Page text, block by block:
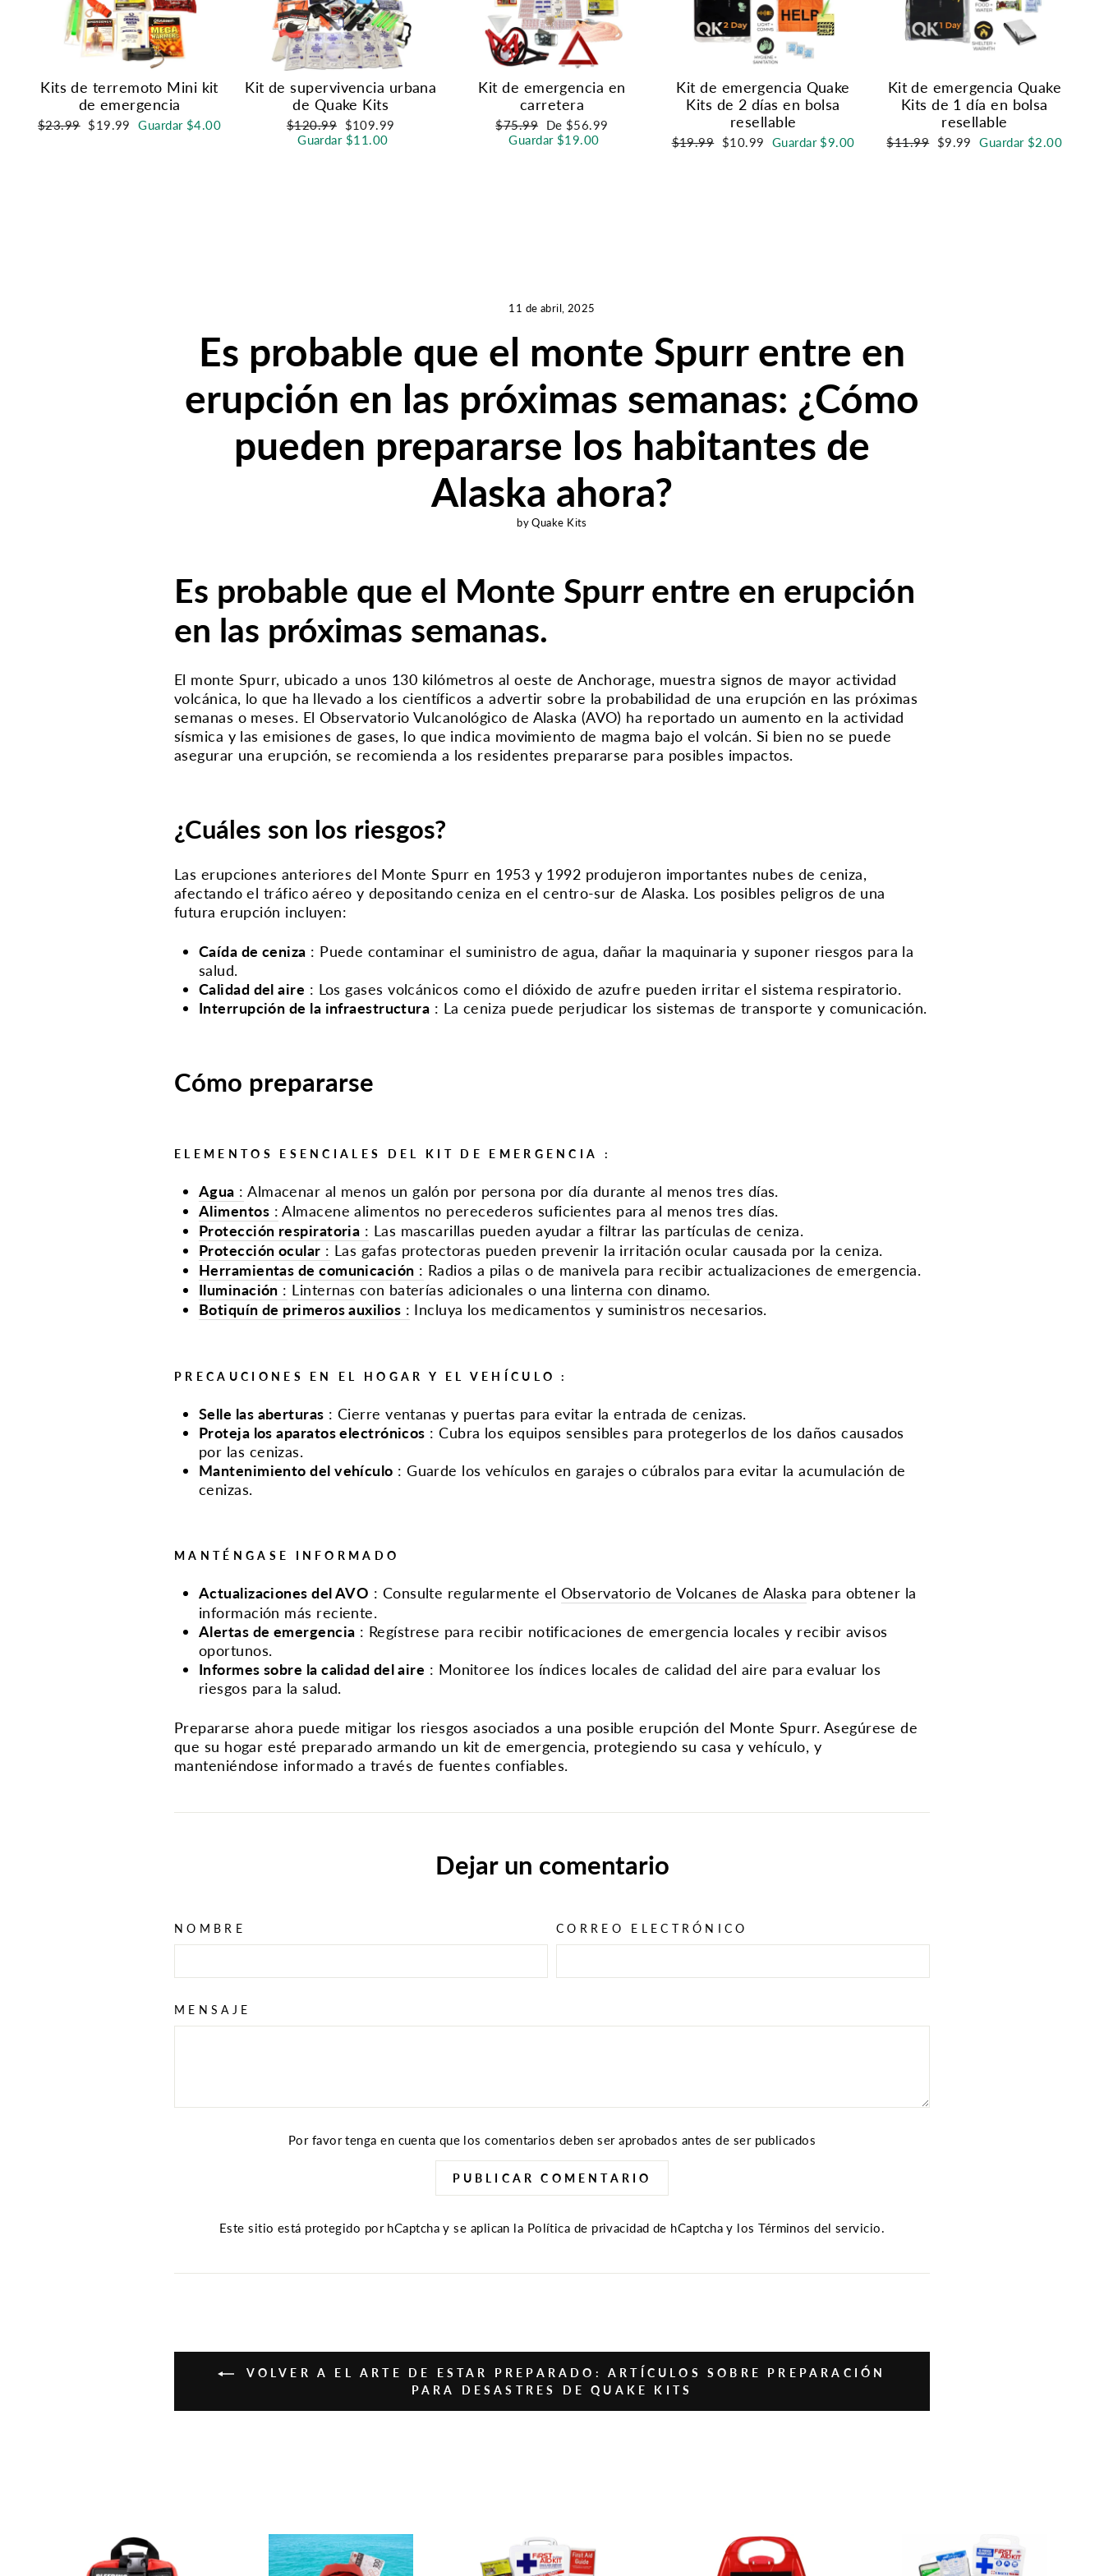
Kits de terremoto Mini kit
de emergencia
Precio
$23.99 Precio
$19.99 Guardar $4.00
Kit de supervivencia urbana
de Quake Kits
Precio
habitual
$120.99
Precio
de
$109.99
Guardar $11.00
Kit de emergencia en
carretera
Precio
habitual
$75.99
Precio
de
De $56.99
Guardar $19.00
Kit de emergencia Quake
Kits de 2 días en bolsa
resellable
Precio
$19.99 Precio
$10.99 Guardar $9.00
Kit de emergencia Quake
Kits de 1 día en bolsa
resellable
Precio
$11.99
Precio
$9.99 Guardar $2.00
11 de abril, 2025
Es probable que el monte Spurr entre en
erupción en las próximas semanas: ¿Cómo
pueden prepararse los habitantes de
Alaska ahora?
by Quake Kits
Es probable que el Monte Spurr entre en erupción
en las próximas semanas.
El monte Spurr, ubicado a unos 130 kilómetros al oeste de Anchorage, muestra signos de mayor actividad
volcánica, lo que ha llevado a los científicos a advertir sobre la probabilidad de una erupción en las próximas
semanas o meses. El Observatorio Vulcanológico de Alaska (AVO) ha reportado un aumento en la actividad
sísmica y las emisiones de gases, lo que indica movimiento de magma bajo el volcán. Si bien no se puede
asegurar una erupción, se recomienda a los residentes prepararse para posibles impactos.
¿Cuáles son los riesgos?
Las erupciones anteriores del Monte Spurr en 1953 y 1992 produjeron importantes nubes de ceniza,
afectando el tráfico aéreo y depositando ceniza en el centro-sur de Alaska. Los posibles peligros de una
futura erupción incluyen:
Caída de ceniza : Puede contaminar el suministro de agua, dañar la maquinaria y suponer riesgos para la
salud.
Calidad del aire : Los gases volcánicos como el dióxido de azufre pueden irritar el sistema respiratorio.
Interrupción de la infraestructura : La ceniza puede perjudicar los sistemas de transporte y comunicación.
Cómo prepararse
ELEMENTOS ESENCIALES DEL KIT DE EMERGENCIA :
Agua : Almacenar al menos un galón por persona por día durante al menos tres días.
Alimentos : Almacene alimentos no perecederos suficientes para al menos tres días.
Protección respiratoria : Las mascarillas pueden ayudar a filtrar las partículas de ceniza.
Protección ocular : Las gafas protectoras pueden prevenir la irritación ocular causada por la ceniza.
Herramientas de comunicación : Radios a pilas o de manivela para recibir actualizaciones de emergencia.
Iluminación : Linternas con baterías adicionales o una linterna con dinamo.
Botiquín de primeros auxilios : Incluya los medicamentos y suministros necesarios.
PRECAUCIONES EN EL HOGAR Y EL VEHÍCULO :
Selle las aberturas : Cierre ventanas y puertas para evitar la entrada de cenizas.
Proteja los aparatos electrónicos :Cubra los equipos sensibles para protegerlos de los daños causados
por las cenizas.
Mantenimiento del vehículo :Guarde los vehículos en garajes o cúbralos para evitar la acumulación de
cenizas.
MANTÉNGASE INFORMADO
Actualizaciones del AVO : Consulte regularmente el Observatorio de Volcanes de Alaska para obtener la
información más reciente.
Alertas de emergencia : Regístrese para recibir notificaciones de emergencia locales y recibir avisos
oportunos.
Informes sobre la calidad del aire : Monitoree los índices locales de calidad del aire para evaluar los
riesgos para la salud.
Prepararse ahora puede mitigar los riesgos asociados a una posible erupción del Monte Spurr. Asegúrese de
que su hogar esté preparado armando un kit de emergencia, protegiendo su casa y vehículo, y
manteniéndose informado a través de fuentes confiables.
Dejar un comentario
NOMBRE CORREO ELECTRÓNICO
MENSAJE
Por favor tenga en cuenta que los comentarios deben ser aprobados antes de ser publicados
PUBLICAR COMENTARIO
Este sitio está protegido por hCaptcha y se aplican la Política de privacidad de hCaptchay losTérminos del servicio.
VOLVER A EL ARTE DE ESTAR PREPARADO: ARTÍCULOS SOBRE PREPARACIÓN
PARA DESASTRES DE QUAKE KITS